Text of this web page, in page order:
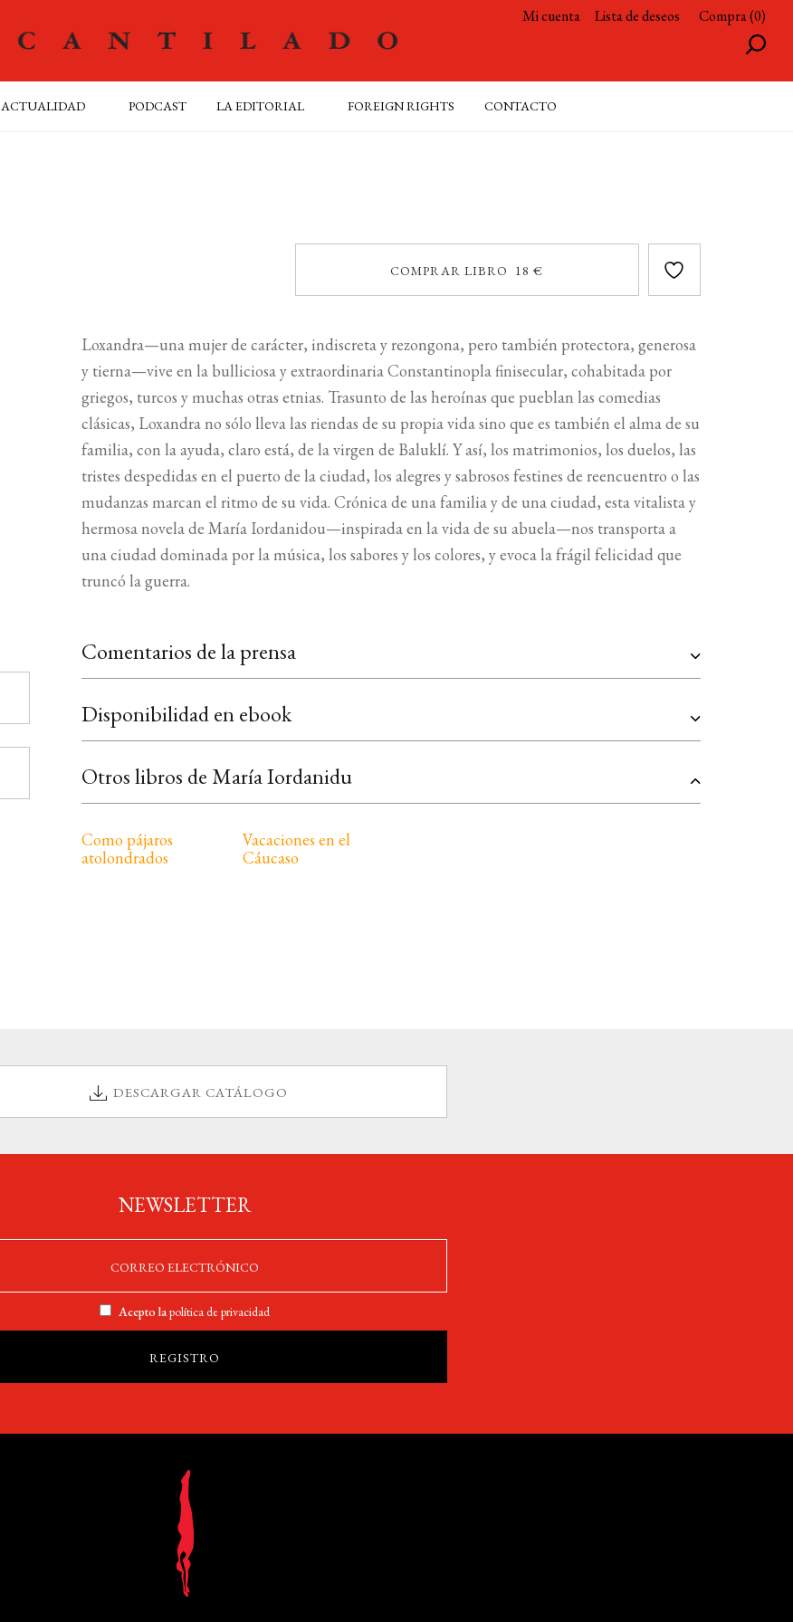
Mi cuenta Lista de deseos Compra (0)
ACTUALIDAD PODCAST LA EDITORIAL FOREIGN RIGHTS CONTACTO
COMPRAR LIBRO 18 €
Loxandra—una mujer de carácter, indiscreta y rezongona, pero también protectora, generosa
y tierna—vive en la bulliciosa y extraordinaria Constantinopla finisecular, cohabitada por
griegos, turcos y muchas otras etnias. Trasunto de las heroínas que pueblan las comedias
clásicas, Loxandra no sólo lleva las riendas de su propia vida sino que es también el alma de su
familia, con la ayuda, claro está, de la virgen de Baluklí. Y así, los matrimonios, los duelos, las
tristes despedidas en el puerto de la ciudad, los alegres y sabrosos festines de reencuentro o las
mudanzas marcan el ritmo de su vida. Crónica de una familia y de una ciudad, esta vitalista y
hermosa novela de María Iordanidou—inspirada en la vida de su abuela—nos transporta a
una ciudad dominada por la música, los sabores y los colores, y evoca la frágil felicidad que
truncó la guerra.
Comentarios de la prensa
Disponibilidad en ebook
Otros libros de María Iordanidu
Como pájaros
atolondrados
Vacaciones en el
Cáucaso
DESCARGAR CATÁLOGO
NEWSLETTER
Acepto lapolítica de privacidad